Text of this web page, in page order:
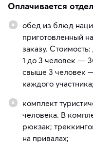
Оплачивается
обед из блюд
приготовленный
заказу.
1 до 3 человек —
свыше 3 человек
каждого участника;
комплект
человека. В
рюкзак;
на привалах;